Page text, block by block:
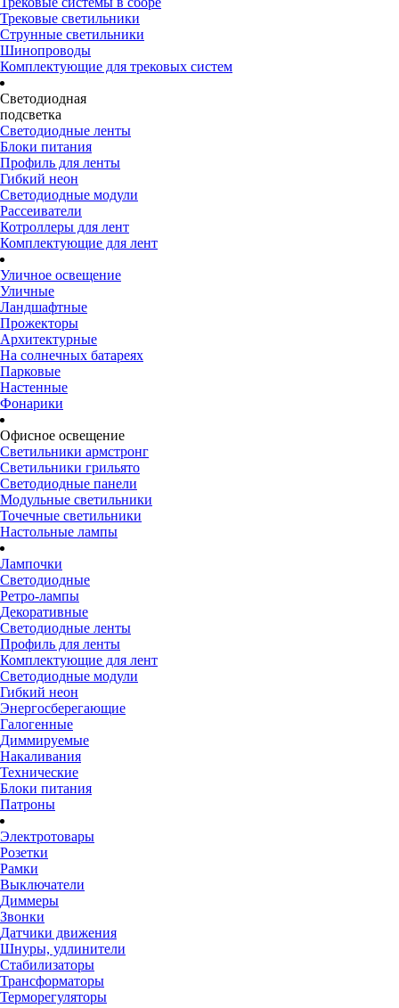
Трековые светильники
Струнные светильники
Шинопроводы
Комплектующие для трековых систем
Светодиодная
подсветка
Светодиодные ленты
Блоки питания
Профиль для ленты
Гибкий неон
Светодиодные модули
Рассеиватели
Котроллеры для лент
Комплектующие для лент
Уличное освещение
Уличные
Ландшафтные
Прожекторы
Архитектурные
На солнечных батареях
Парковые
Настенные
Фонарики
Офисное освещение
Светильники армстронг
Светильники грильято
Светодиодные панели
Модульные светильники
Точечные светильники
Настольные лампы
Лампочки
Светодиодные
Ретро-лампы
Декоративные
Светодиодные ленты
Профиль для ленты
Комплектующие для лент
Светодиодные модули
Гибкий неон
Энергосберегающие
Галогенные
Диммируемые
Накаливания
Технические
Блоки питания
Патроны
Электротовары
Розетки
Рамки
Выключатели
Диммеры
Звонки
Датчики движения
Шнуры, удлинители
Стабилизаторы
Трансформаторы
Терморегуляторы